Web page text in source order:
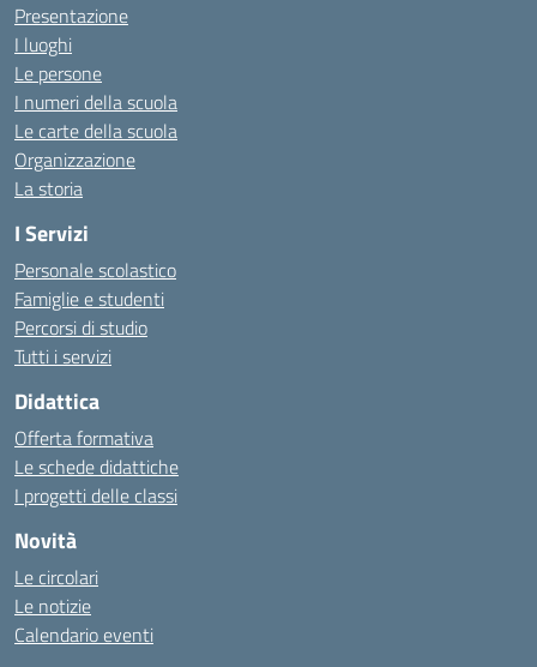
Presentazione
I luoghi
Le persone
I numeri della scuola
Le carte della scuola
Organizzazione
La storia
I Servizi
Personale scolastico
Famiglie e studenti
Percorsi di studio
Tutti i servizi
Didattica
Offerta formativa
Le schede didattiche
I progetti delle classi
Novità
Le circolari
Le notizie
Calendario eventi